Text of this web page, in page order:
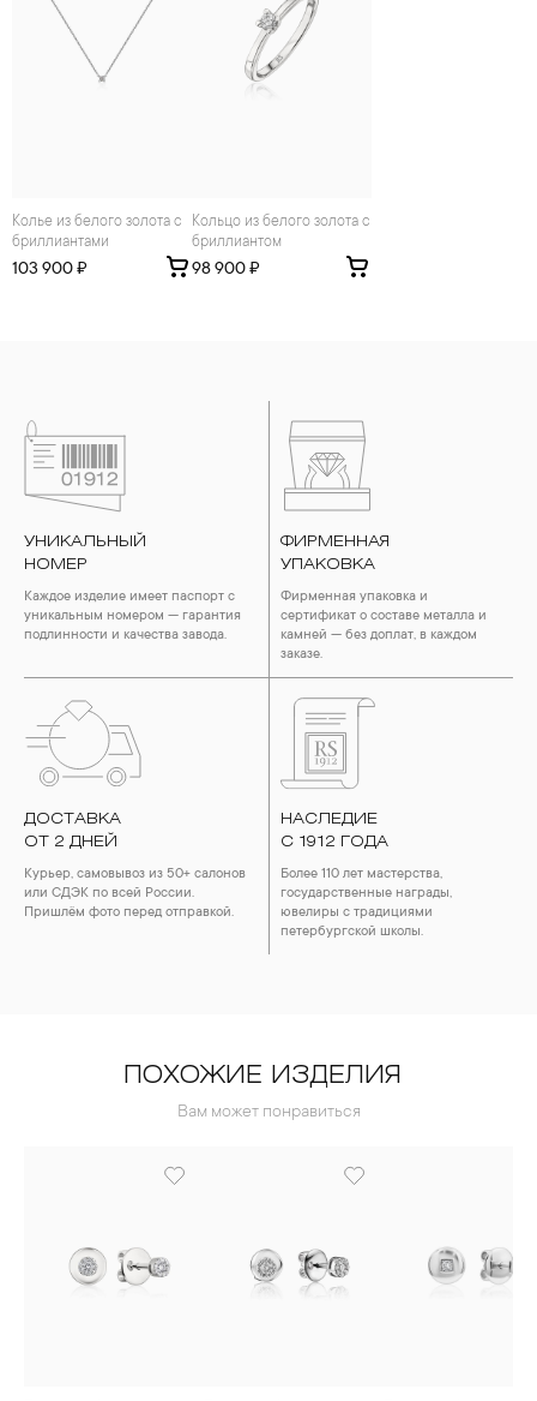
Колье из белого золота с
бриллиантами
103 900 ₽
Кольцо из белого золота с
бриллиантом
98 900 ₽
УНИКАЛЬНЫЙ
НОМЕР
Каждое изделие имеет паспорт с
уникальным номером — гарантия
подлинности и качества завода.
ФИРМЕННАЯ
УПАКОВКА
Фирменная упаковка и
сертификат о составе металла и
камней — без доплат, в каждом
заказе.
ДОСТАВКА
ОТ 2 ДНЕЙ
Курьер, самовывоз из 50+ салонов
или СДЭК по всей России.
Пришлём фото перед отправкой.
НАСЛЕДИЕ
С 1912 ГОДА
Более 110 лет мастерства,
государственные награды,
ювелиры с традициями
петербургской школы.
ПОХОЖИЕ ИЗДЕЛИЯ
Вам может понравиться